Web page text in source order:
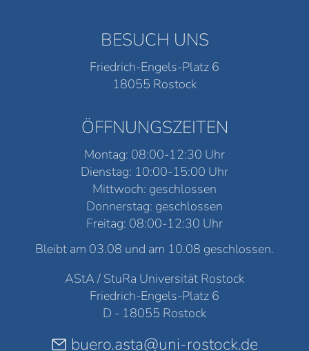
BESUCH UNS
Friedrich-Engels-Platz 6
18055 Rostock
ÖFFNUNGSZEITEN
Montag: 08:00-12:30 Uhr
Dienstag: 10:00-15:00 Uhr
Mittwoch: geschlossen
Donnerstag: geschlossen
Freitag: 08:00-12:30 Uhr
Bleibt am 03.08 und am 10.08 geschlossen.
AStA / StuRa Universität Rostock
Friedrich-Engels-Platz 6
D - 18055 Rostock
buero.asta@uni-rostock.de